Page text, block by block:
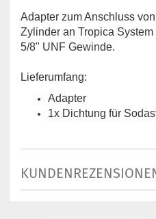
Adapter zum Anschluss
Zylinder an Tropica
5/8" UNF Gewinde.
Lieferumfang:
Adapter
1x Dichtung für